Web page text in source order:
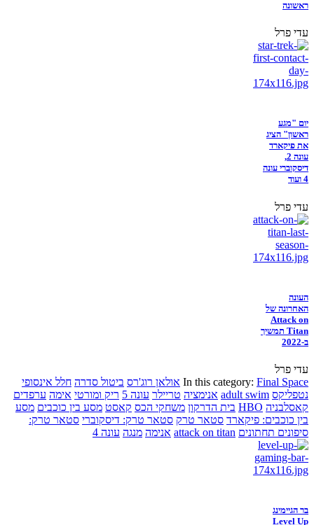
ראשונה
עדי פרל
יום "מגע
ראשון" הציג
את פיקארד
עונה 2,
דיסקוברי עונה
4 ועוד
עדי פרל
העונה
האחרונה של
Attack on
Titan תמשיך
ב-2022
עדי פרל
In this category: Final Space אולאן רוג'רס ביטול סדרה חלל אינסופי
נטפליקס adult swim אנימציה טריילר עונה 5 ריק ומורטי אימה ערפדים
קאסלבניה HBO בית הדרקון משחקי הכס קאסט מסע בין כוכבים מסע
בין כוכבים: פיקארד סטאר טרק סטאר טרק: דיסקוברי סטאר טרק:
סיפונים תחתונים attack on titan אנימה מנגה עונה 4
בר הגיימינג
Level Up